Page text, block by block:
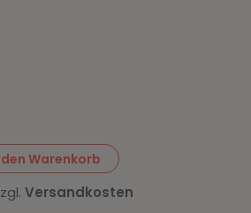
den Warenkorb
Versandkosten